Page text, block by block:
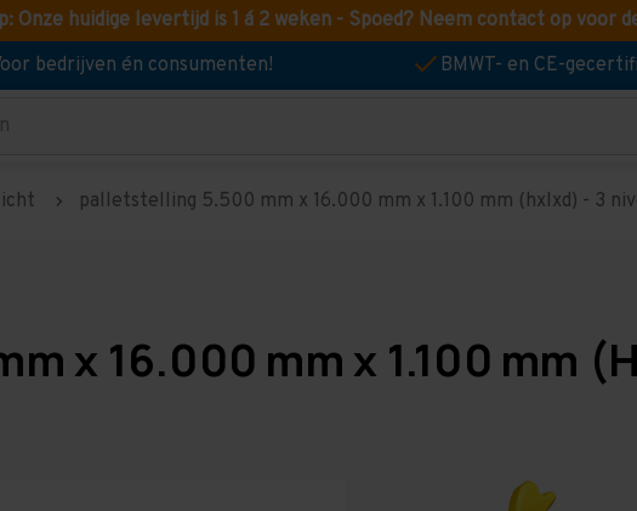
Onze huidige levertijd is 1 á 2 weken - Spoed? Neem contact op voor
bedrijven én consumenten! BMWT- en CE-
palletstelling 5.500 mm x 16.000 mm x 1.100 mm (hxlxd) - 3
x 16.000 mm x 1.100 mm